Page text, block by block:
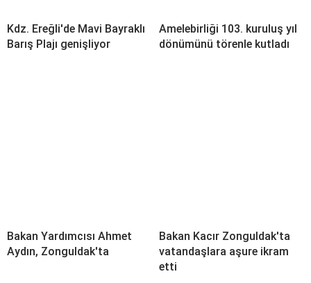
Kdz. Ereğli'de Mavi Bayraklı
Barış Plajı genişliyor
Amelebirliği 103. kuruluş yıl
dönümünü törenle kutladı
Bakan Yardımcısı Ahmet
Aydın, Zonguldak'ta
Bakan Kacır Zonguldak'ta
vatandaşlara aşure ikram
etti